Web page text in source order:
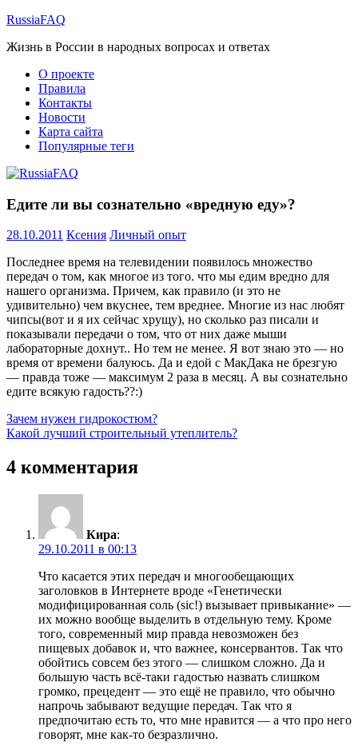
Перейти
содержимому
RussiaFAQ
Жизнь в России в народных вопросах и ответах
О проекте
Правила
Контакты
Новости
Карта сайта
Популярные теги
Едите ли вы сознательно «вредную еду»?
28.10.2011 Ксения Личный опыт
Последнее время на телевидении появилось множество
передач о том, как многое из того. что мы едим вредно для
нашего организма. Причем, как правило (и это не
удивительно) чем вкуснее, тем вреднее. Многие из нас любят
чипсы(вот и я их сейчас хрущу), но сколько раз писали и
показывали передачи о том, что от них даже мыши
лабораторные дохнут.. Но тем не менее. Я вот знаю это — но
время от времени балуюсь. Да и едой с МакДака не брезгую
— правда тоже — максимум 2 раза в месяц. А вы сознательно
едите всякую гадость??:)
Навигация
по
записям
Предыдущая
запись:
Зачем нужен гидрокостюм?
Следующая
Какой лучший строительный утеплитель?
4 комментария
Кира:
29.10.2011 в 00:13
Что касается этих передач и многообещающих
заголовков в Интернете вроде «Генетически
модифицированная соль (sic!) вызывает привыкание» —
их можно вообще выделить в отдельную тему. Кроме
того, современный мир правда невозможен без
пищевых добавок и, что важнее, консервантов. Так что
обойтись совсем без этого — слишком сложно. Да и
большую часть всё-таки гадостью назвать слишком
громко, прецедент — это ещё не правило, что обычно
напрочь забывают ведущие передач. Так что я
предпочитаю есть то, что мне нравится — а что про него
говорят, мне как-то безразлично.